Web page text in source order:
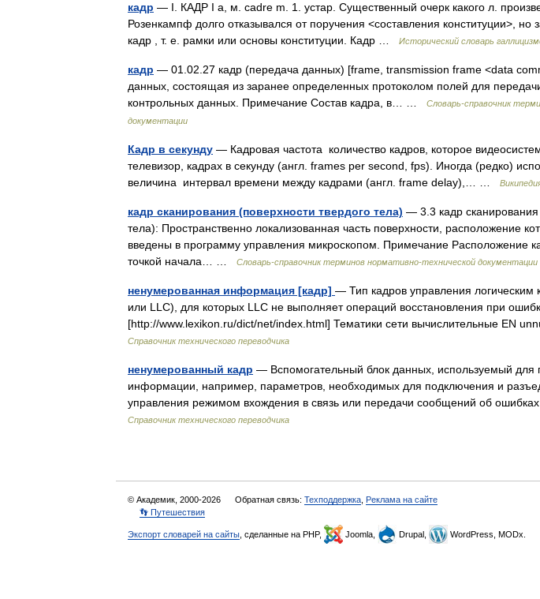
кадр — I. КАДР I а, м. cadre m. 1. устар. Существенный очерк какого л.
Розенкампф долго отказывался от поручения <составления конституции>, но
кадр , т. е. рамки или основы конституции. Кадр …
Исторический словарь
кадр — 01.02.27 кадр (передача данных) [frame, transmission frame <data
данных, состоящая из заранее определенных протоколом полей для
контрольных данных. Примечание Состав кадра, в… …
Словарь-справочник
документации
Кадр в секунду — Кадровая частота количество кадров, которое
телевизор, кадрах в секунду (англ. frames per second, fps). Иногда (редко)
величина интервал времени между кадрами (англ. frame delay),… …
кадр сканирования (поверхности твердого тела) — 3.3 кадр сканирования
тела): Пространственно локализованная часть поверхности, расположение
введены в программу управления микроскопом. Примечание Расположение
точкой начала… …
Словарь-справочник терминов нормативно-технической документации
ненумерованная информация [кадр] — Тип кадров управления логическим
или LLC), для которых LLC не выполняет операций восстановления при
[http://www.lexikon.ru/dict/net/index.html] Тематики сети вычислительные EN
Справочник технического переводчика
ненумерованный кадр — Вспомогательный блок данных, используемый для
информации, например, параметров, необходимых для подключения и
управления режимом вхождения в связь или передачи сообщений об
Справочник технического переводчика
© Академик, 2000-2026 Обратная связь: Техподдержка Реклама на сайте
👣 Путешествия
Экспорт словарей на сайты , сделанные на PHP, Joomla, Drupal, WordPress, MODx.